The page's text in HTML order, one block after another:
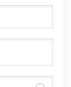
wie möglich